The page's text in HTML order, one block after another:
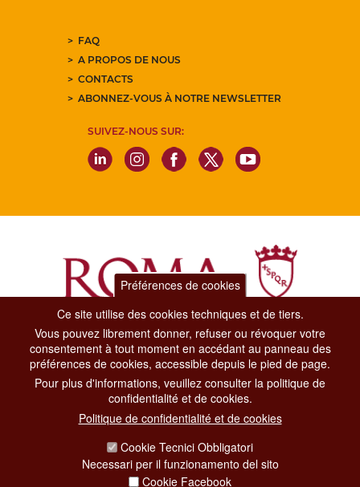
FAQ
A PROPOS DE NOUS
CONTACTS
ABONNEZ-VOUS À NOTRE NEWSLETTER
SUIVEZ-NOUS SUR:
Dipartimento Grandi Eventi, Sport, Turismo e Moda.
Via di San Basilio, 51
00187 Roma
CONTACT CENTER TEL. 06 06 08
CONTATTA LA REDAZIONE
Préférences de cookies
Ce site utilise des cookies techniques et de tiers.
Vous pouvez librement donner, refuser ou révoquer votre
consentement à tout moment en accédant au panneau des
préférences de cookies, accessible depuis le pied de page.
Pour plus d'informations, veuillez consulter la politique de
confidentialité et de cookies.
Politique de confidentialité et de cookies
Cookie Tecnici Obbligatori
Necessari per il funzionamento del sito
Cookie Facebook